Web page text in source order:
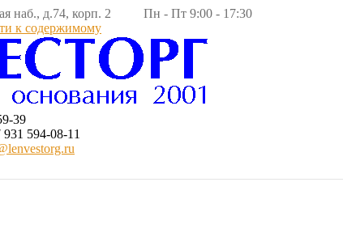
наб., д.74, корп. 2 Пн - Пт 9:00 - 17:30
к содержимому
39
931 594-08-11